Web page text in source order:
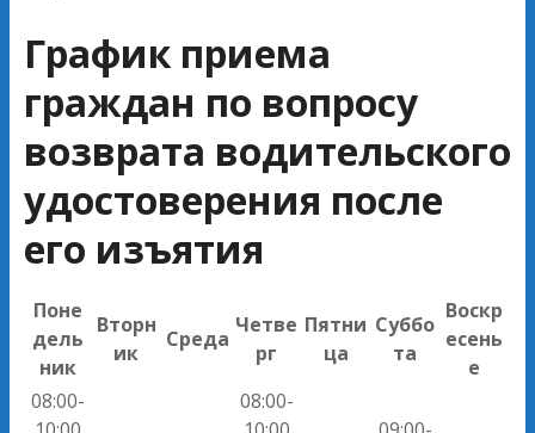
График приема
граждан по вопросу
возврата водительского
удостоверения после
его изъятия
Поне
дель
ник
Вторн
ик
Среда
Четве
рг
Пятни
ца
Суббо
та
Воскр
есень
е
08:00-
08:00-